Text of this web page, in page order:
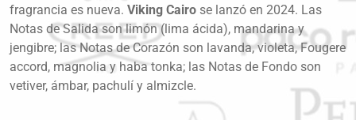
fragrancia es nueva. Viking Cairo se lanzó en 2024. Las
Notas de Salida son limón (lima ácida), mandarina y
jengibre; las Notas de Corazón son lavanda, violeta, Fougere
accord, magnolia y haba tonka; las Notas de Fondo son
vetiver, ámbar, pachulí y almizcle.